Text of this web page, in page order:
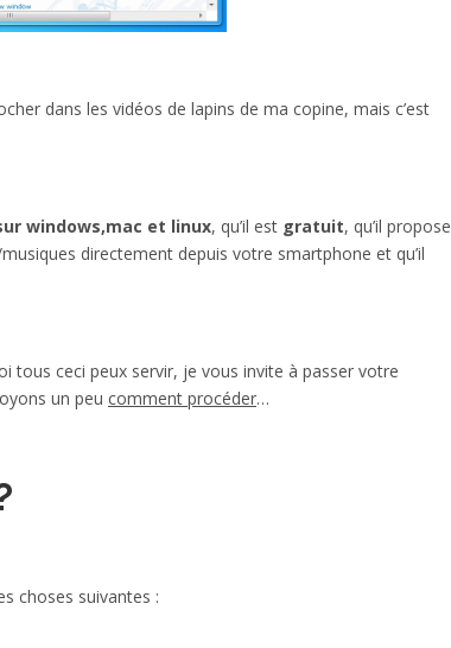
dans les vidéos de lapins de ma copine, mais c’est
windows,mac et linux, qu’il est gratuit, qu’il propose
directement depuis votre smartphone et qu’il
tous ceci peux servir, je vous invite à passer votre
un peu comment procéder…
choses suivantes :